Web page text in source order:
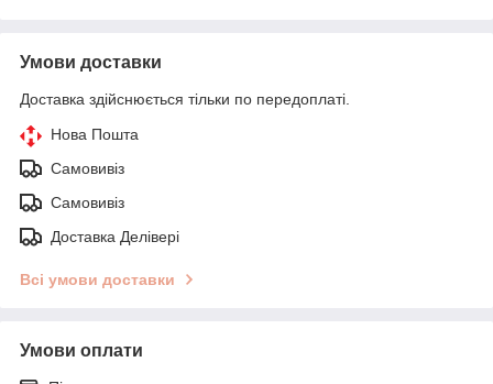
Умови доставки
Доставка здійснюється тільки по передоплаті.
Нова Пошта
Самовивіз
Самовивіз
Доставка Делівері
Всі умови доставки
Умови оплати